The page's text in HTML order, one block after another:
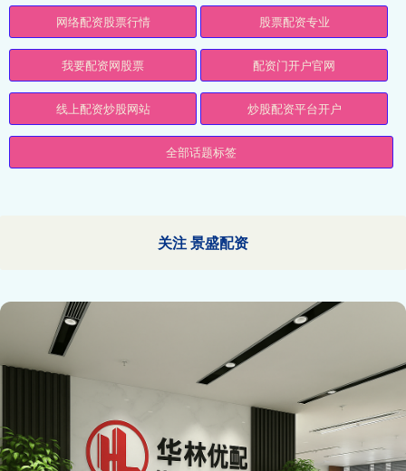
网络配资股票行情 股票配资专业
我要配资网股票 配资门开户官网
线上配资炒股网站 炒股配资平台开户
全部话题标签
关注 景盛配资